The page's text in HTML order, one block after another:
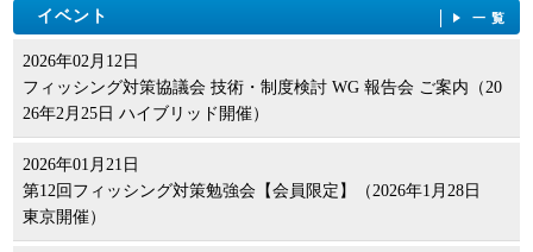
イベント 一覧
2026年02月12日
フィッシング対策協議会 技術・制度検討 WG 報告会 ご案内（20
26年2月25日 ハイブリッド開催）
2026年01月21日
第12回フィッシング対策勉強会【会員限定】（2026年1月28日
東京開催）